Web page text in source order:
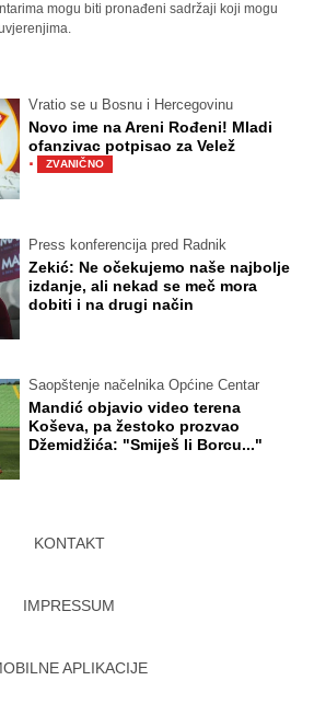
mogu biti pronađeni sadržaji koji mogu
Vratio se u Bosnu i Hercegovinu
Novo ime na Areni Rođeni! Mladi
ofanzivac potpisao za Velež
· ZVANIČNO
Press konferencija pred Radnik
Zekić: Ne očekujemo naše najbolje
izdanje, ali nekad se meč mora
dobiti i na drugi način
Saopštenje načelnika Općine Centar
Mandić objavio video terena
Koševa, pa žestoko prozvao
Džemidžića: "Smiješ li Borcu..."
KONTAKT
IMPRESSUM
APLIKACIJE